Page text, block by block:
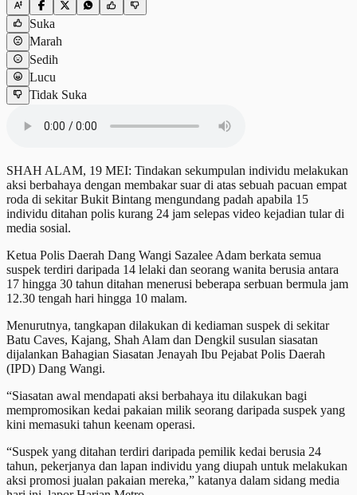
Suka
Marah
Sedih
Lucu
Tidak Suka
SHAH ALAM, 19 MEI: Tindakan sekumpulan individu melakukan
aksi berbahaya dengan membakar suar di atas sebuah pacuan empat
roda di sekitar Bukit Bintang mengundang padah apabila 15
individu ditahan polis kurang 24 jam selepas video kejadian tular di
media sosial.
Ketua Polis Daerah Dang Wangi Sazalee Adam berkata semua
suspek terdiri daripada 14 lelaki dan seorang wanita berusia antara
17 hingga 30 tahun ditahan menerusi beberapa serbuan bermula jam
12.30 tengah hari hingga 10 malam.
Menurutnya, tangkapan dilakukan di kediaman suspek di sekitar
Batu Caves, Kajang, Shah Alam dan Dengkil susulan siasatan
dijalankan Bahagian Siasatan Jenayah Ibu Pejabat Polis Daerah
(IPD) Dang Wangi.
“Siasatan awal mendapati aksi berbahaya itu dilakukan bagi
mempromosikan kedai pakaian milik seorang daripada suspek yang
kini memasuki tahun keenam operasi.
“Suspek yang ditahan terdiri daripada pemilik kedai berusia 24
tahun, pekerjanya dan lapan individu yang diupah untuk melakukan
aksi promosi jualan pakaian mereka,” katanya dalam sidang media